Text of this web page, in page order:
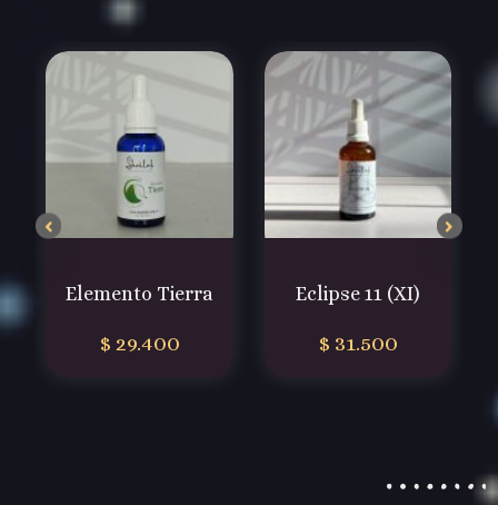
Elemento Tierra
$ 29.400
Eclipse 11 (XI)
$ 31.500